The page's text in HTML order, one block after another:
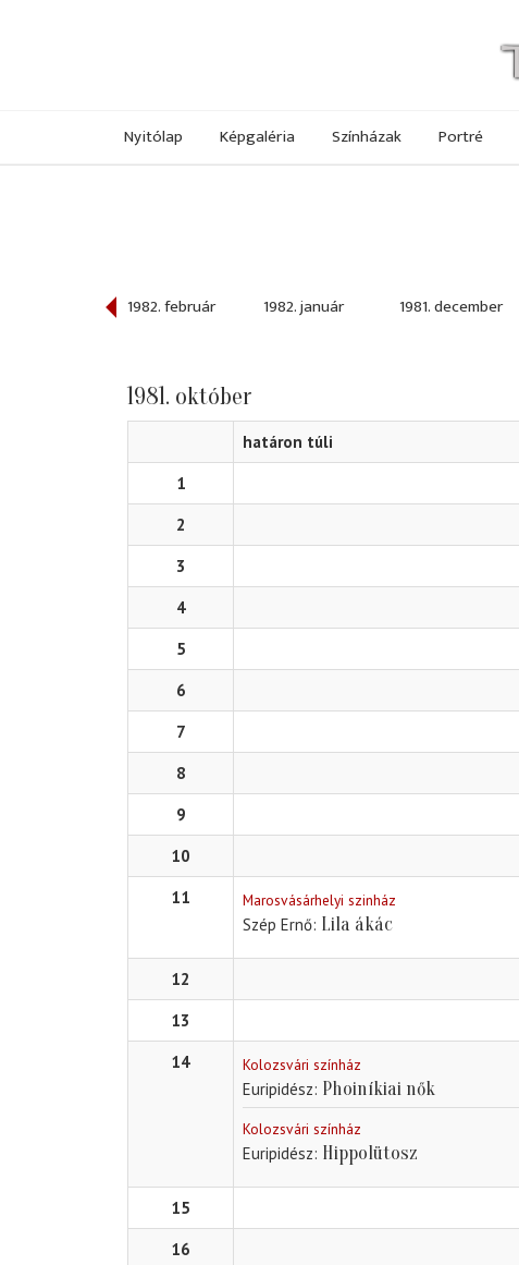
Nyitólap Képgaléria Színházak Portré
1982. február 1982. január 1981. december
1981. október
határon túli
1
2
3
4
5
6
7
8
9
10
11
Marosvásárhelyi szinház
Szép Ernő Lila ákác
12
13
14
Kolozsvári színház
Euripidész Phoiníkiai nők
Kolozsvári színház
Euripidész Hippolütosz
15
16